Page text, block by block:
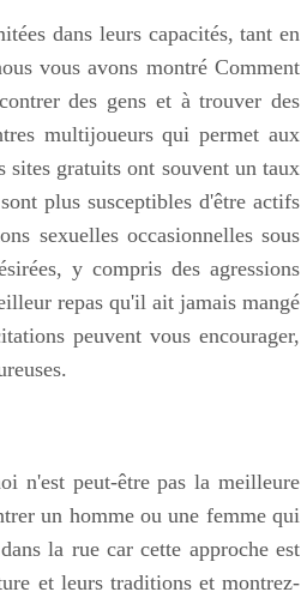
dans leurs capacités, tant en
vous avons montré Comment
des gens et à trouver des
multijoueurs qui permet aux
sites gratuits ont souvent un taux
plus susceptibles d'être actifs
sexuelles occasionnelles sous
y compris des agressions
repas qu'il ait jamais mangé
peuvent vous encourager,
n'est peut-être pas la meilleure
un homme ou une femme qui
la rue car cette approche est
et leurs traditions et montrez-